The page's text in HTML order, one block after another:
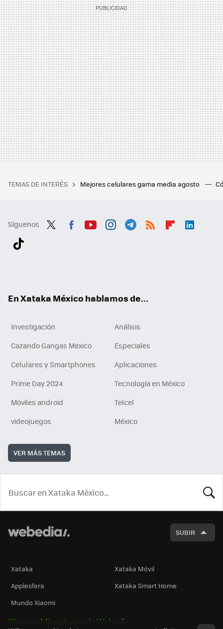
TEMAS DE INTERÉS Mejores celulares gama media agosto
Síguenos
En Xataka México hablamos de...
Investigación
Análisis
Cazando Gangas Mexico
Especiales
Celulares y Smartphones
Aplicaciones
Prime Day 2024
Tecnología en México
Móviles android
Telcel
videojuegos
México
VER MÁS TEMAS
SUBIR
Xataka
Xataka Móvil
Applesfera
Xataka Smart Home
Mundo Xiaomi
Otras publicaciones de Webedia